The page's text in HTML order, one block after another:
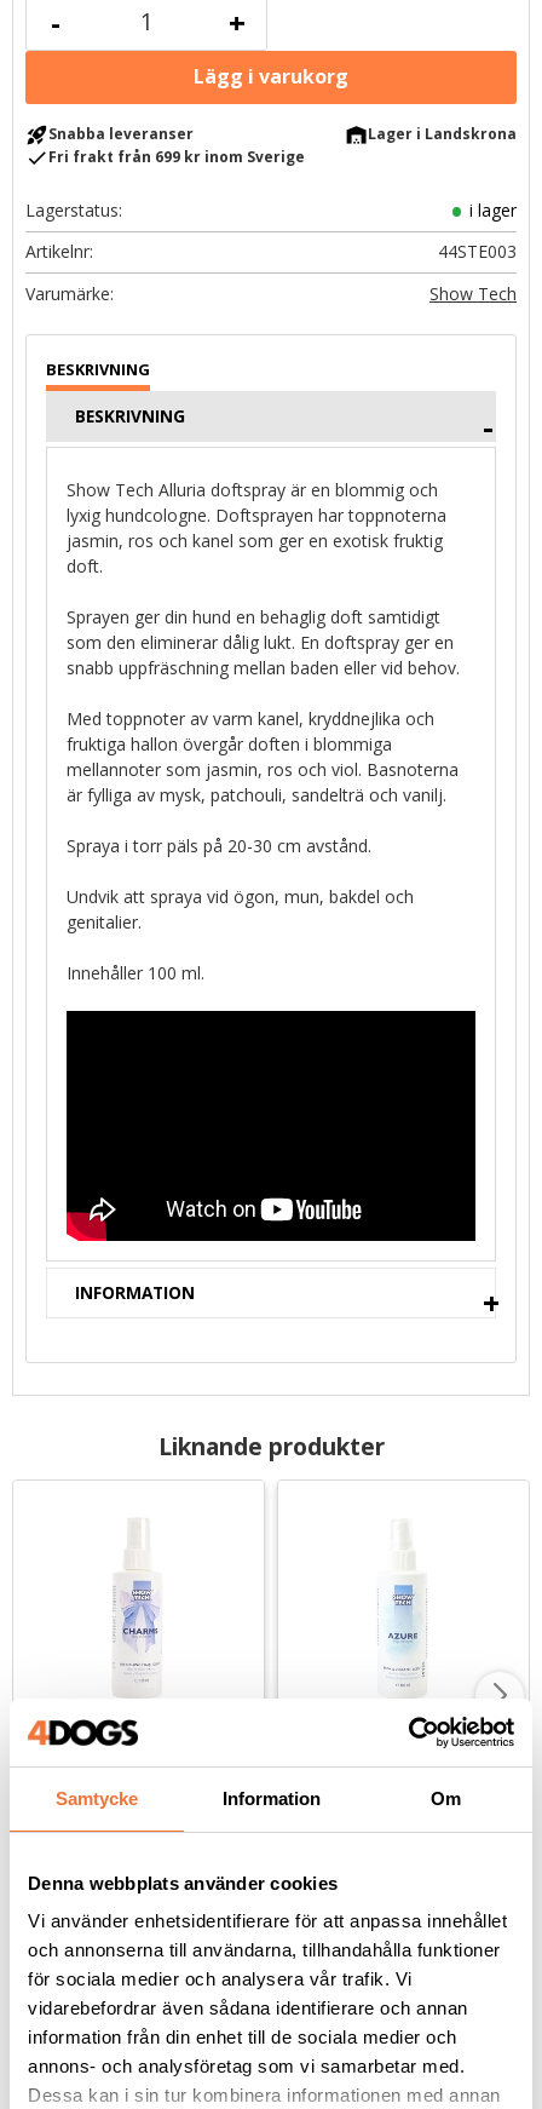
Samtycke Information Om
Denna webbplats använder cookies
Vi använder enhetsidentifierare för att anpassa innehållet
och annonserna till användarna, tillhandahålla funktioner
för sociala medier och analysera vår trafik. Vi
vidarebefordrar även sådana identifierare och annan
information från din enhet till de sociala medier och
annons- och analysföretag som vi samarbetar med.
Dessa kan i sin tur kombinera informationen med annan
+
-
rocket_launchSnabba leveranser warehouseLager i Landskrona
checkFri frakt från 699 kr inom Sverige
Lagerstatus
i lager
Artikelnr
44STE003
Show Tech
BESKRIVNING
Show Tech Alluria doftspray är en blommig och
lyxig hundcologne. Doftsprayen har toppnoterna
jasmin, ros och kanel som ger en exotisk fruktig
doft.
Sprayen ger din hund en behaglig doft samtidigt
som den eliminerar dålig lukt. En doftspray ger en
snabb uppfräschning mellan baden eller vid behov.
Med toppnoter av varm kanel, kryddnejlika och
fruktiga hallon övergår doften i blommiga
mellannoter som jasmin, ros och viol. Basnoterna
är fylliga av mysk, patchouli, sandelträ och vanilj.
Spraya i torr päls på 20-30 cm avstånd.
Undvik att spraya vid ögon, mun, bakdel och
genitalier.
Innehåller 100 ml.
INFORMATION
Liknande produkter
Uppfriskande och energisk doft Livfull och fräsch doft
Andra köpte även